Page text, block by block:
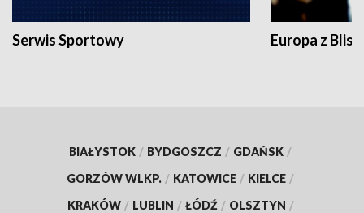
Serwis Sportowy Europa z
BIAŁYSTOK / BYDGOSZCZ / GDAŃSK /
GORZÓW WLKP. / KATOWICE / KIELCE /
KRAKÓW / LUBLIN / ŁÓDŹ / OLSZTYN /